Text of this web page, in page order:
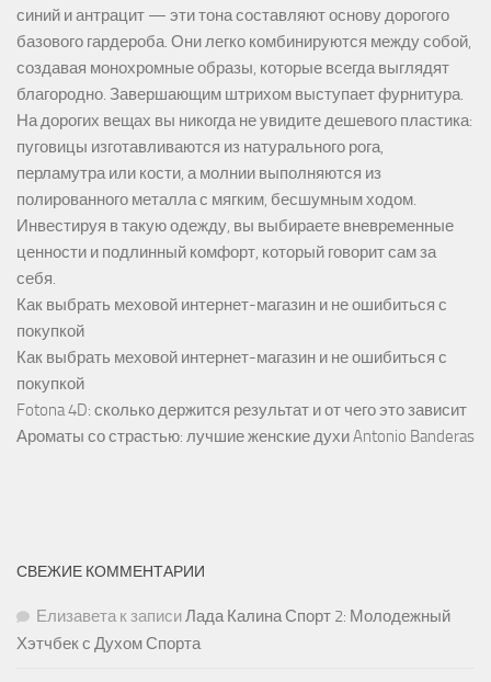
синий и антрацит — эти тона составляют основу дорогого
базового гардероба. Они легко комбинируются между собой,
создавая монохромные образы, которые всегда выглядят
благородно. Завершающим штрихом выступает фурнитура.
На дорогих вещах вы никогда не увидите дешевого пластика:
пуговицы изготавливаются из натурального рога,
перламутра или кости, а молнии выполняются из
полированного металла с мягким, бесшумным ходом.
Инвестируя в такую одежду, вы выбираете вневременные
ценности и подлинный комфорт, который говорит сам за
себя.
Как выбрать меховой интернет-магазин и не ошибиться с
покупкой
Как выбрать меховой интернет-магазин и не ошибиться с
покупкой
Fotona 4D: сколько держится результат и от чего это зависит
Ароматы со страстью: лучшие женские духи Antonio Banderas
СВЕЖИЕ КОММЕНТАРИИ
Елизаветак записиЛада Калина Спорт 2: Молодежный
Хэтчбек с Духом Спорта